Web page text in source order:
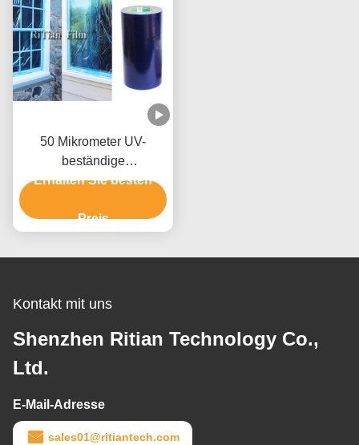
50 Mikrometer UV-
beständige
Fensterglasschutzfolie
PE-Schutzfolie
Erhalten Sie besten
Preis
Kontakt mit uns
Shenzhen Ritian Technology Co.,
Ltd.
E-Mail-Adresse
sales01@ritiantech.com